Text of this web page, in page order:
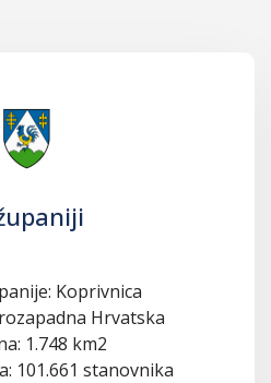
Koprivnica
Hrvatska
1.748 km2
101.661 stanovnika